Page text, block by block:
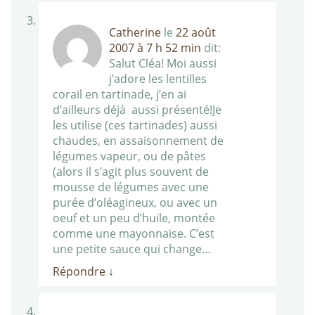
Catherine le 22 août
2007 à 7 h 52 min dit:
Salut Cléa! Moi aussi
j’adore les lentilles
corail en tartinade, j’en ai
d’ailleurs déjà aussi présenté!Je
les utilise (ces tartinades) aussi
chaudes, en assaisonnement de
légumes vapeur, ou de pâtes
(alors il s’agit plus souvent de
mousse de légumes avec une
purée d’oléagineux, ou avec un
oeuf et un peu d’huile, montée
comme une mayonnaise. C’est
une petite sauce qui change…
Répondre ↓